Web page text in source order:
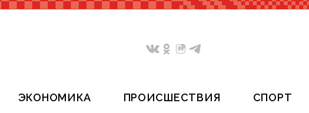
ЭКОНОМИКА ПРОИСШЕСТВИЯ СПОРТ